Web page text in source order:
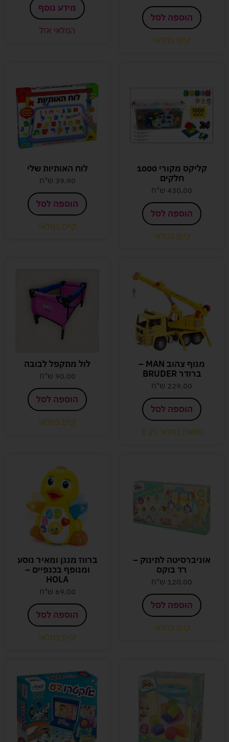
הוספה לסל
קיים במלאי
מידע נוסף
המלאי אזל
קליקס מקורי 1000
חלקים
430.00 ש"ח
הוספה לסל
קיים במלאי
לוח האותיות שלי
39.90 ש"ח
הוספה לסל
קיים במלאי
מנוף צהוב MAN –
ברודר BRUDER
229.00 ש"ח
הוספה לסל
נשארו במלאי רק 1
לול מתקפל לבובה
90.00 ש"ח
הוספה לסל
קיים במלאי
אוניברסיטה לתינוק –
רד בוקס
120.00 ש"ח
הוספה לסל
קיים במלאי
ברווז מנגן ומאיר נוסע
ומנופף בכנפיים –
HOLA
69.00 ש"ח
הוספה לסל
קיים במלאי